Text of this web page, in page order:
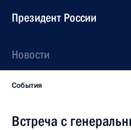
Президент России
Новости
События
Встреча с